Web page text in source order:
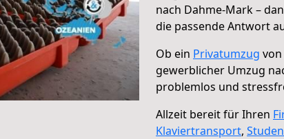
nach Dahme-Mark –
die passende Antwort
Ob ein Privatumzug
gewerblicher Umzug
problemlos und
Allzeit bereit für Ihren
Klaviertransport,